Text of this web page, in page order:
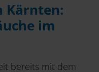
Kärnten:
im
bereits mit dem